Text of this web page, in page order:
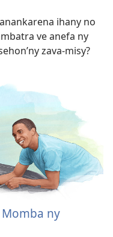
ihany no
ve anefa ny
zava-misy?
ny